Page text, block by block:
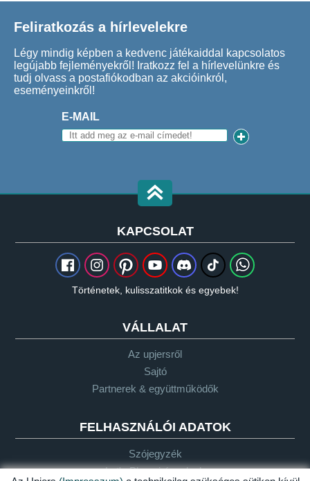
Feliratkozás a hírlevelekre
Légy mindig képben a kedvenc játékaiddal kapcsolatos
legújabb fejleményekről! Iratkozz fel a hírlevelünkre és
tudj olvass a postafiókodban az akcióinkról,
eseményeinkről!
E-MAIL
KAPCSOLAT
Történetek, kulisszatitkok és egyebek!
VÁLLALAT
Az upjersről
Sajtó
Partnerek & együttműködők
FELHASZNÁLÓI ADATOK
Szójegyzék
Let's Plays-irányelvek